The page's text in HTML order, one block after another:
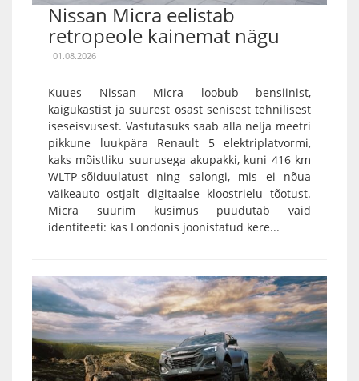
Nissan Micra eelistab
retropeole kainemat nägu
01.08.2026
Kuues Nissan Micra loobub bensiinist,
käigukastist ja suurest osast senisest tehnilisest
iseseisvusest. Vastutasuks saab alla nelja meetri
pikkune luukpära Renault 5 elektriplatvormi,
kaks mõistliku suurusega akupakki, kuni 416 km
WLTP-sõiduulatust ning salongi, mis ei nõua
väikeauto ostjalt digitaalse kloostrielu tõotust.
Micra suurim küsimus puudutab vaid
identiteeti: kas Londonis joonistatud kere...